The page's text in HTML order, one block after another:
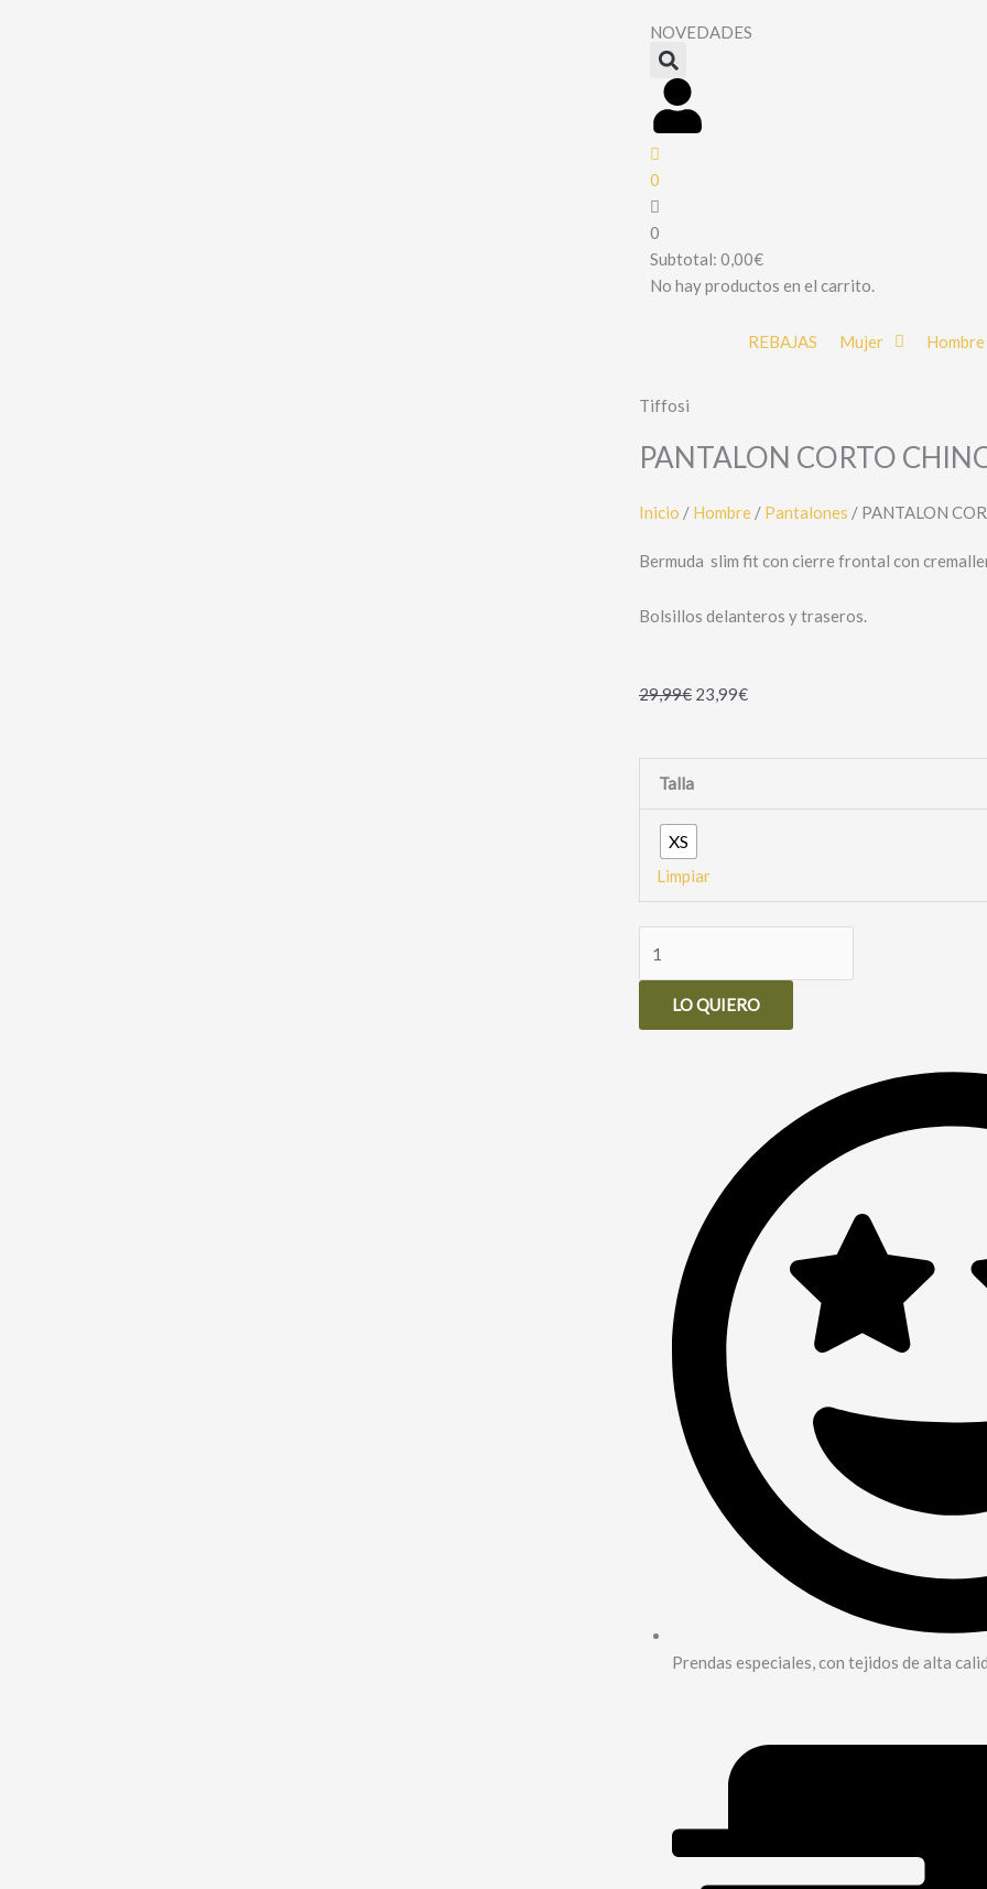
NOVEDADES
0
0
Subtotal: 0,00€
No hay productos en el carrito.
REBAJAS Mujer Hombre
Tiffosi
PANTALON CORTO
Inicio / Hombre / Pantalones / PANTALON
Bermuda slim fit con cierre frontal con
Bolsillos delanteros y traseros.
29,99€ 23,99€
Talla
XS
Limpiar
CORTO
CHINO
BASICO
BLANCO
cantidad
LO QUIERO
Prendas especiales, con tejidos de alta